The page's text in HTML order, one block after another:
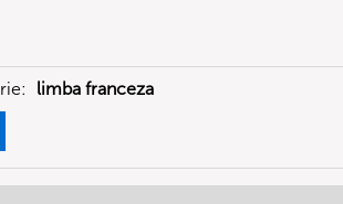
limba franceza